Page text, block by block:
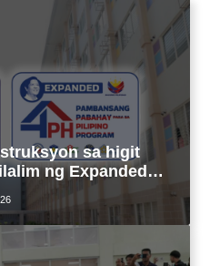
sa higit
ng Expanded
ng Pag-